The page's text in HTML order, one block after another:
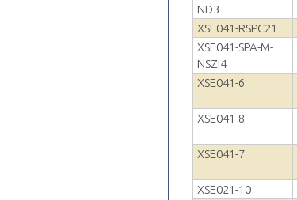
ND3
XSE041-RSPC21
XSE041-SPA-M-
NSZI4
XSE041-6
XSE041-8
XSE041-7
XSE021-10